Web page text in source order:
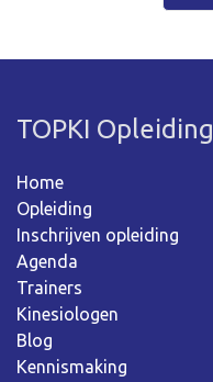
TOPKI Opleiding
Home
Opleiding
Inschrijven opleiding
Agenda
Trainers
Kinesiologen
Blog
Kennismaking